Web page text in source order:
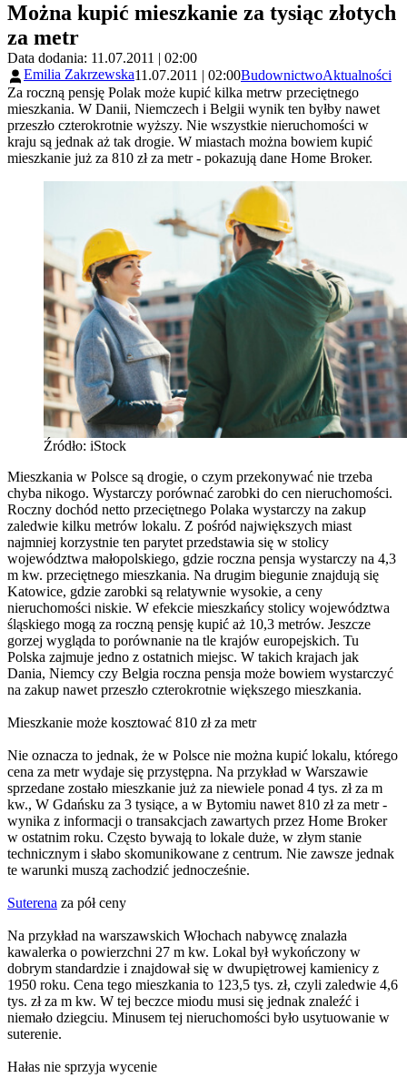
Można kupić mieszkanie za tysiąc złotych
za metr
Data dodania: 11.07.2011 | 02:00
Emilia Zakrzewska11.07.2011 | 02:00BudownictwoAktualności
Za roczną pensję Polak może kupić kilka metrw przeciętnego
mieszkania. W Danii, Niemczech i Belgii wynik ten byłby nawet
przeszło czterokrotnie wyższy. Nie wszystkie nieruchomości w
kraju są jednak aż tak drogie. W miastach można bowiem kupić
mieszkanie już za 810 zł za metr - pokazują dane Home Broker.
Źródło: iStock
Mieszkania w Polsce są drogie, o czym przekonywać nie trzeba
chyba nikogo. Wystarczy porównać zarobki do cen nieruchomości.
Roczny dochód netto przeciętnego Polaka wystarczy na zakup
zaledwie kilku metrów lokalu. Z pośród największych miast
najmniej korzystnie ten parytet przedstawia się w stolicy
województwa małopolskiego, gdzie roczna pensja wystarczy na 4,3
m kw. przeciętnego mieszkania. Na drugim biegunie znajdują się
Katowice, gdzie zarobki są relatywnie wysokie, a ceny
nieruchomości niskie. W efekcie mieszkańcy stolicy województwa
śląskiego mogą za roczną pensję kupić aż 10,3 metrów. Jeszcze
gorzej wygląda to porównanie na tle krajów europejskich. Tu
Polska zajmuje jedno z ostatnich miejsc. W takich krajach jak
Dania, Niemcy czy Belgia roczna pensja może bowiem wystarczyć
na zakup nawet przeszło czterokrotnie większego mieszkania.
Mieszkanie może kosztować 810 zł za metr
Nie oznacza to jednak, że w Polsce nie można kupić lokalu, którego
cena za metr wydaje się przystępna. Na przykład w Warszawie
sprzedane zostało mieszkanie już za niewiele ponad 4 tys. zł za m
kw., W Gdańsku za 3 tysiące, a w Bytomiu nawet 810 zł za metr -
wynika z informacji o transakcjach zawartych przez Home Broker
w ostatnim roku. Często bywają to lokale duże, w złym stanie
technicznym i słabo skomunikowane z centrum. Nie zawsze jednak
te warunki muszą zachodzić jednocześnie.
Suterena za pół ceny
Na przykład na warszawskich Włochach nabywcę znalazła
kawalerka o powierzchni 27 m kw. Lokal był wykończony w
dobrym standardzie i znajdował się w dwupiętrowej kamienicy z
1950 roku. Cena tego mieszkania to 123,5 tys. zł, czyli zaledwie 4,6
tys. zł za m kw. W tej beczce miodu musi się jednak znaleźć i
niemało dziegciu. Minusem tej nieruchomości było usytuowanie w
suterenie.
Hałas nie sprzyja wycenie